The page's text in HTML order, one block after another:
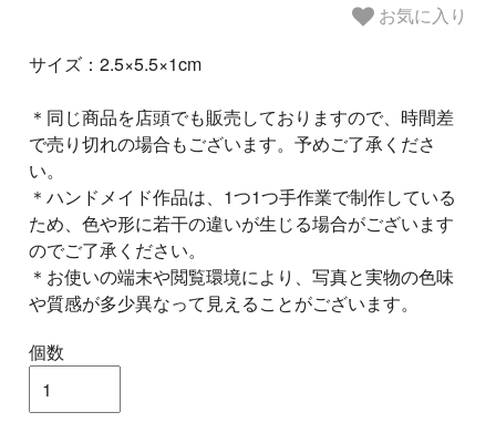
お気に入り
サイズ：2.5×5.5×1cm
＊同じ商品を店頭でも販売しておりますので、時間差
で売り切れの場合もございます。予めご了承くださ
い。
＊ハンドメイド作品は、1つ1つ手作業で制作している
ため、色や形に若干の違いが生じる場合がございます
のでご了承ください。
＊お使いの端末や閲覧環境により、写真と実物の色味
や質感が多少異なって見えることがございます。
個数